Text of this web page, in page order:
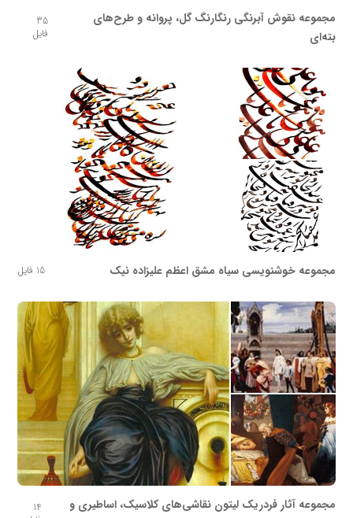
مجموعه نقوش آبرنگی رنگارنگ گل، پروانه و طرح‌های
بته‌ای
35
فایل
مجموعه خوشنویسی سیاه مشق اعظم علیزاده نیک 15 فایل
مجموعه آثار فردریک لیتون نقاشی‌های کلاسیک، اساطیری و
14